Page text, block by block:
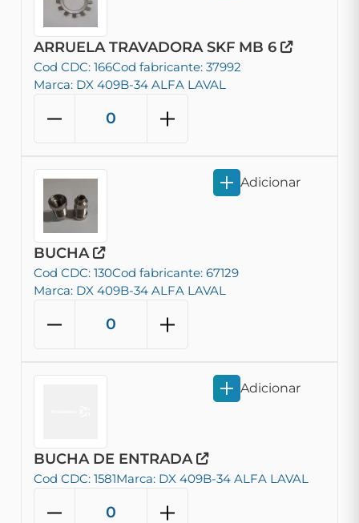
ARRUELA TRAVADORA SKF MB 6
Cod CDC: 166Cod fabricante: 37992
Marca: DX 409B-34 ALFA LAVAL
BUCHA
Cod CDC: 130Cod fabricante: 67129
Marca: DX 409B-34 ALFA LAVAL
Adicionar
BUCHA DE ENTRADA
Cod CDC: 1581Marca: DX 409B-34 ALFA LAVAL
Adicionar